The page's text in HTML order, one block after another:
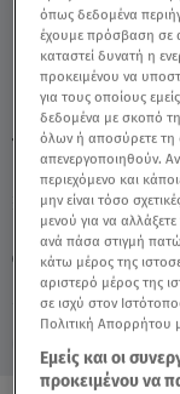
Πέμπτη 6
08.05.25, 23:07
Πηγή: Δελτίο Ειδήσεων
TAGS: ΔΕΛΤΙΟ
όπως δεδομένα
έχουμε πρόσβαση σε
καταστεί δυνατή η
προκειμένου να
για τους οποίους
δεδομένα με σκοπό
όλων ή αποσύρετε τη
απενεργοποιηθούν.
περιεχόμενο και
μην είναι τόσο
μενού για να
ανά πάσα στιγμή
κάτω μέρος της
αριστερό μέρος της
σε ισχύ στον
Πολιτική Απορρήτου
Εμείς και οι
προκειμένου να